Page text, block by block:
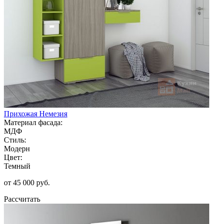
Прихожая Немезия
Материал фасада:
МДФ
Стиль:
Модерн
Цвет:
Темный
от 45 000 руб.
Рассчитать